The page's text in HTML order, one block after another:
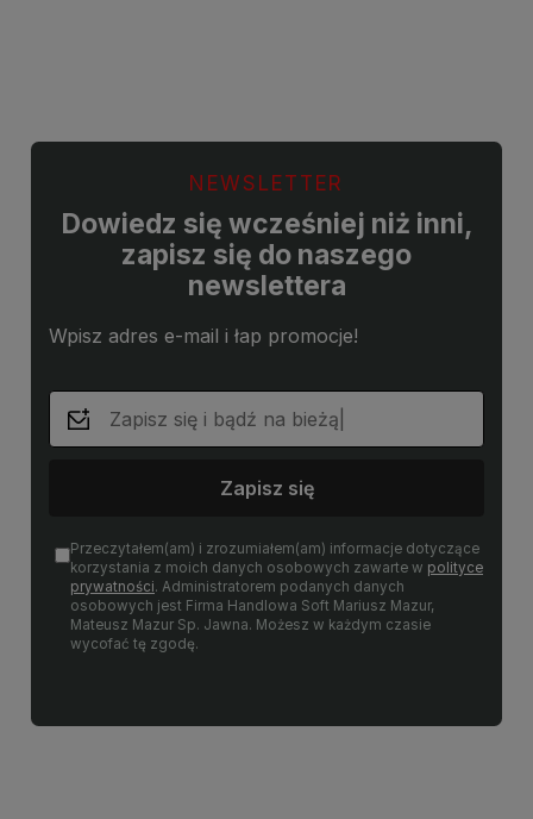
NEWSLETTER
Dowiedz się wcześniej niż inni,
zapisz się do naszego
newslettera
Wpisz adres e-mail i łap promocje!
Zapisz się
Przeczytałem(am) i zrozumiałem(am) informacje dotyczące
korzystania z moich danych osobowych zawarte w polityce
prywatności. Administratorem podanych danych
osobowych jest Firma Handlowa Soft Mariusz Mazur,
Mateusz Mazur Sp. Jawna. Możesz w każdym czasie
wycofać tę zgodę.